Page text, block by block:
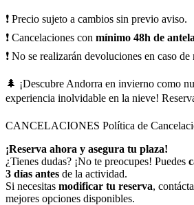
❗ Precio sujeto a cambios sin previo aviso.
❗ Cancelaciones con mínimo 48h de
❗ No se realizarán devoluciones en caso
🌲 ¡Descubre Andorra en invierno como
experiencia inolvidable en la nieve!
CANCELACIONES Política de
¡Reserva ahora y asegura tu plaza!
¿Tienes dudas? ¡No te preocupes! Puedes
3 días antes de la actividad.
Si necesitas modificar tu reserva,
mejores opciones disponibles.